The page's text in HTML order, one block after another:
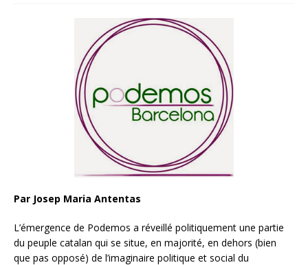
Par Josep Maria Antentas
L’émergence de Podemos a réveillé politiquement une partie
du peuple catalan qui se situe, en majorité, en dehors (bien
que pas opposé) de l’imaginaire politique et social du